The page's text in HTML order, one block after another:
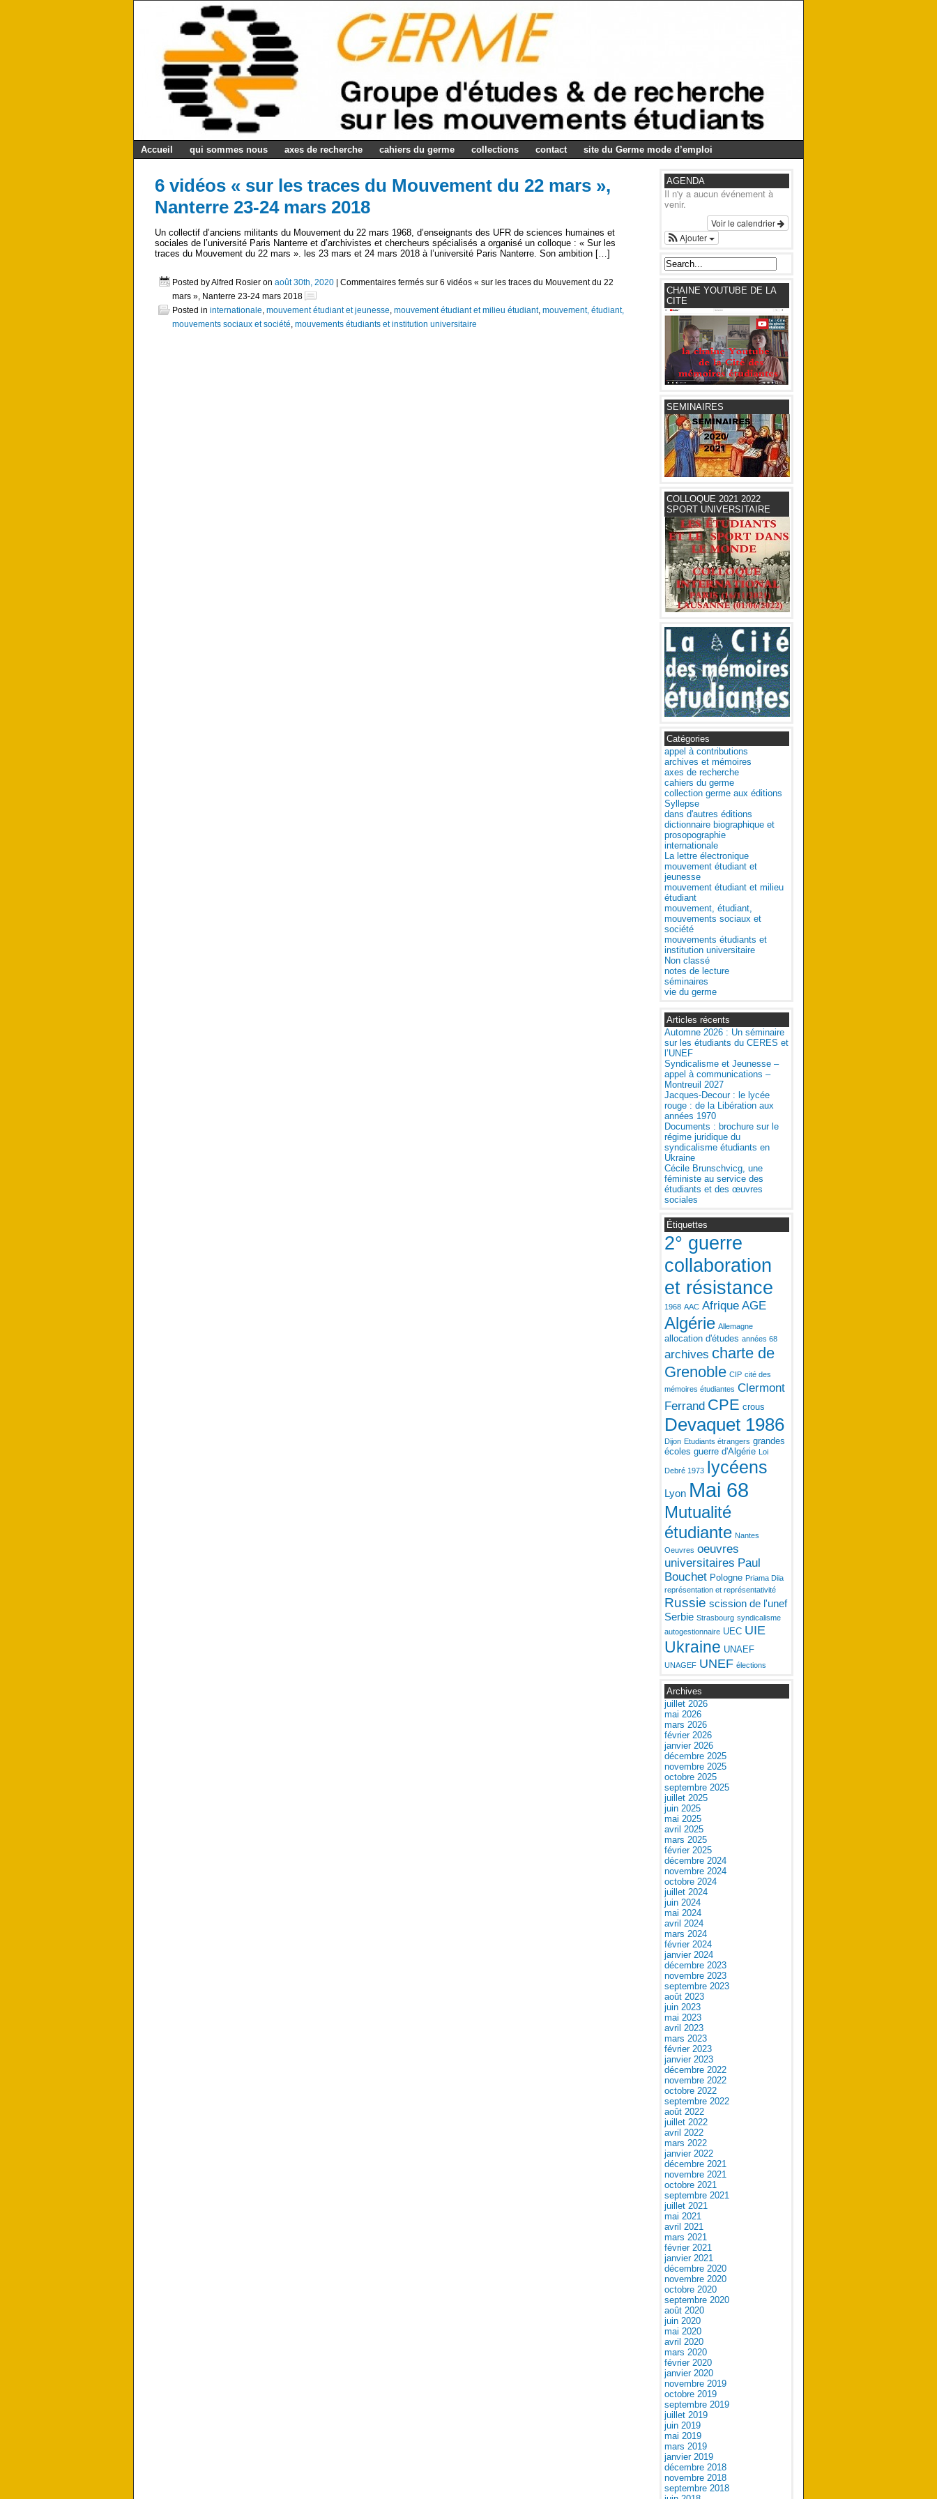
Accueil qui sommes nous axes de recherche cahiers du germe collections contact site du Germe mode d’emploi
6 vidéos « sur les traces du Mouvement du 22 mars »,
Nanterre 23-24 mars 2018
Un collectif d’anciens militants du Mouvement du 22 mars 1968, d’enseignants des UFR de sciences humaines et
sociales de l’université Paris Nanterre et d’archivistes et chercheurs spécialisés a organisé un colloque : « Sur les
traces du Mouvement du 22 mars ». les 23 mars et 24 mars 2018 à l’université Paris Nanterre. Son ambition […]
Posted by Alfred Rosier on août 30th, 2020 Commentaires fermés sur 6 vidéos « sur les traces du Mouvement du 22
mars », Nanterre 23-24 mars 2018
Posted in internationale mouvement étudiant et jeunesse mouvement étudiant et milieu étudiant, mouvement, étudiant,
mouvements sociaux et société mouvements étudiants et institution universitaire
AGENDA
Il n'y a aucun événement à
venir.
Voir le calendrier
Ajouter
CHAINE YOUTUBE DE LA
CITE
SEMINAIRES
COLLOQUE 2021 2022
SPORT UNIVERSITAIRE
Catégories
appel à contributions
archives et mémoires
axes de recherche
cahiers du germe
collection germe aux éditions
Syllepse
dans d'autres éditions
dictionnaire biographique et
prosopographie
internationale
La lettre électronique
mouvement étudiant et
jeunesse
mouvement étudiant et milieu
étudiant
mouvement, étudiant,
mouvements sociaux et
société
mouvements étudiants et
institution universitaire
Non classé
notes de lecture
séminaires
vie du germe
Articles récents
Automne 2026 : Un séminaire
sur les étudiants du CERES et
l’UNEF
Syndicalisme et Jeunesse –
appel à communications –
Montreuil 2027
Jacques-Decour : le lycée
rouge : de la Libération aux
années 1970
Documents : brochure sur le
régime juridique du
syndicalisme étudiants en
Ukraine
Cécile Brunschvicg, une
féministe au service des
étudiants et des œuvres
sociales
Étiquettes
2° guerre
collaboration
et résistance
1968 AAC Afrique AGE
Algérie Allemagne
allocation d'études années 68
archives charte de
Grenoble CIP cité des
mémoires étudiantes Clermont
Ferrand CPE crous
Devaquet 1986
Dijon Etudiants étrangers grandes
écoles guerre d'Algérie Loi
Debré 1973 lycéens
Lyon Mai 68
Mutualité
étudiante Nantes
Oeuvres oeuvres
universitaires Paul
Bouchet Pologne Priama Diia
représentation et représentativité
Russie scission de l'unef
Serbie Strasbourg syndicalisme
autogestionnaire UEC UIE
Ukraine UNAEF
UNAGEF UNEF élections
Archives
juillet 2026
mai 2026
mars 2026
février 2026
janvier 2026
décembre 2025
novembre 2025
octobre 2025
septembre 2025
juillet 2025
juin 2025
mai 2025
avril 2025
mars 2025
février 2025
décembre 2024
novembre 2024
octobre 2024
juillet 2024
juin 2024
mai 2024
avril 2024
mars 2024
février 2024
janvier 2024
décembre 2023
novembre 2023
septembre 2023
août 2023
juin 2023
mai 2023
avril 2023
mars 2023
février 2023
janvier 2023
décembre 2022
novembre 2022
octobre 2022
septembre 2022
août 2022
juillet 2022
avril 2022
mars 2022
janvier 2022
décembre 2021
novembre 2021
octobre 2021
septembre 2021
juillet 2021
mai 2021
avril 2021
mars 2021
février 2021
janvier 2021
décembre 2020
novembre 2020
octobre 2020
septembre 2020
août 2020
juin 2020
mai 2020
avril 2020
mars 2020
février 2020
janvier 2020
novembre 2019
octobre 2019
septembre 2019
juillet 2019
juin 2019
mai 2019
mars 2019
janvier 2019
décembre 2018
novembre 2018
septembre 2018